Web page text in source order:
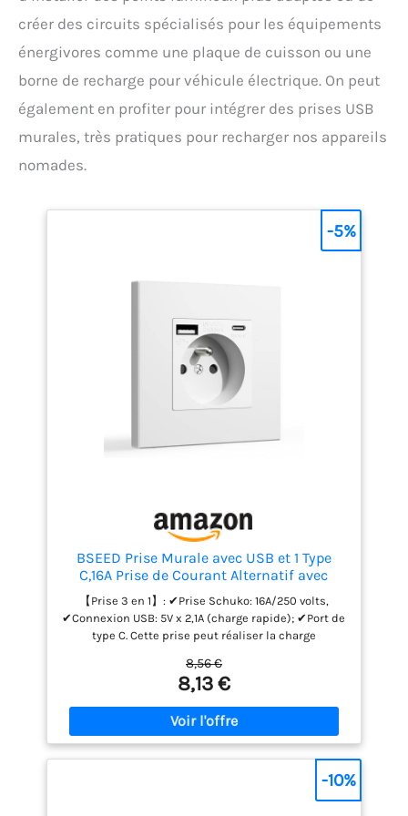
créer des circuits spécialisés pour les équipements
énergivores comme une plaque de cuisson ou une
borne de recharge pour véhicule électrique. On peut
également en profiter pour intégrer des prises USB
murales, très pratiques pour recharger nos appareils
nomades.
BSEED Prise Murale avec USB et 1 Type
C,16A Prise de Courant Alternatif avec
Panneau en Plastique,Multiprise
Murale(Max 2.1A),Convient au
Smartphone,à la Tablette (1 Prise avec USB
et Type C,Blanc)
【Prise 3 en 1】: ✔Prise Schuko: 16A/250 volts,
✔Connexion USB: 5V x 2,1A (charge rapide); ✔Port de
type C. Cette prise peut réaliser la charge
convient à la plupart des appareils
électroménagers courants. Les ports USB et de type
C peuvent charger des appareils électroniques
sans adaptateur, compatibles avec la plupart des
appareils tels que les téléphones portables, les
tablettes, les montres intelligentes, etc.
【INSTALLATION FACILE】: Veuillez connecter le fil de
phase (caractère « L »), le fil neutre (caractère « N
8,56 €
8,13 €
-5%
-10%